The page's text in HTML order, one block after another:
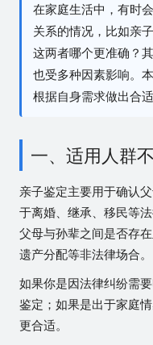
在家庭生活中，有时
关系的情况，比如亲
这两者哪个更准确？
也受多种因素影响。
根据自身需求做出合适
一、适用人群
亲子鉴定主要用于确认
于离婚、继承、移民等
父母与孙辈之间是否存
遗产分配等非法律场合。
如果你是因法律纠纷需
鉴定；如果是出于家庭
更合适。